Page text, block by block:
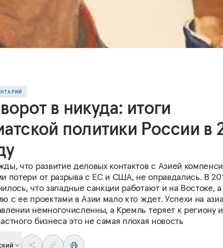
в никуда: итоги
политики России в
что развитие деловых контактов с Азией
потери от разрыва с ЕС и США, не оправдались. В
что западные санкции работают и на Востоке, а
с ее проектами в Азии мало кто ждет. Успехи на
немногочисленны, а Кремль теряет к региону
бизнеса это не самая плохая новость